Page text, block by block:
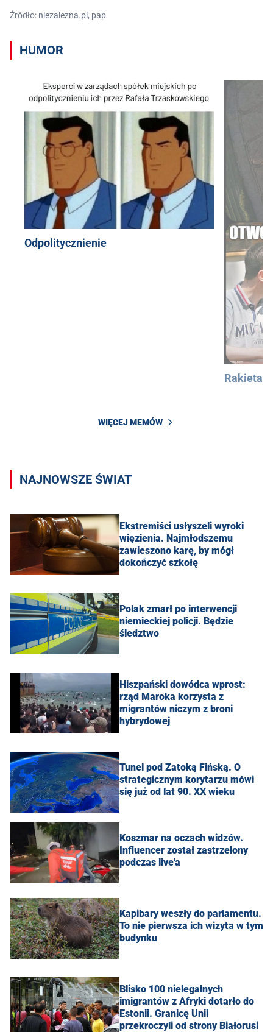
Źródło: niezalezna.pl, pap
HUMOR
Odpolitycznienie
Rakieta
WIĘCEJ MEMÓW
NAJNOWSZE ŚWIAT
Ekstremiści usłyszeli wyroki
więzienia. Najmłodszemu
zawieszono karę, by mógł
dokończyć szkołę
Polak zmarł po interwencji
niemieckiej policji. Będzie
śledztwo
Hiszpański dowódca wprost:
rząd Maroka korzysta z
migrantów niczym z broni
hybrydowej
Tunel pod Zatoką Fińską. O
strategicznym korytarzu mówi
się już od lat 90. XX wieku
Koszmar na oczach widzów.
Influencer został zastrzelony
podczas live'a
Kapibary weszły do parlamentu.
To nie pierwsza ich wizyta w tym
budynku
Blisko 100 nielegalnych
imigrantów z Afryki dotarło do
Estonii. Granicę Unii
przekroczyli od strony Białorusi